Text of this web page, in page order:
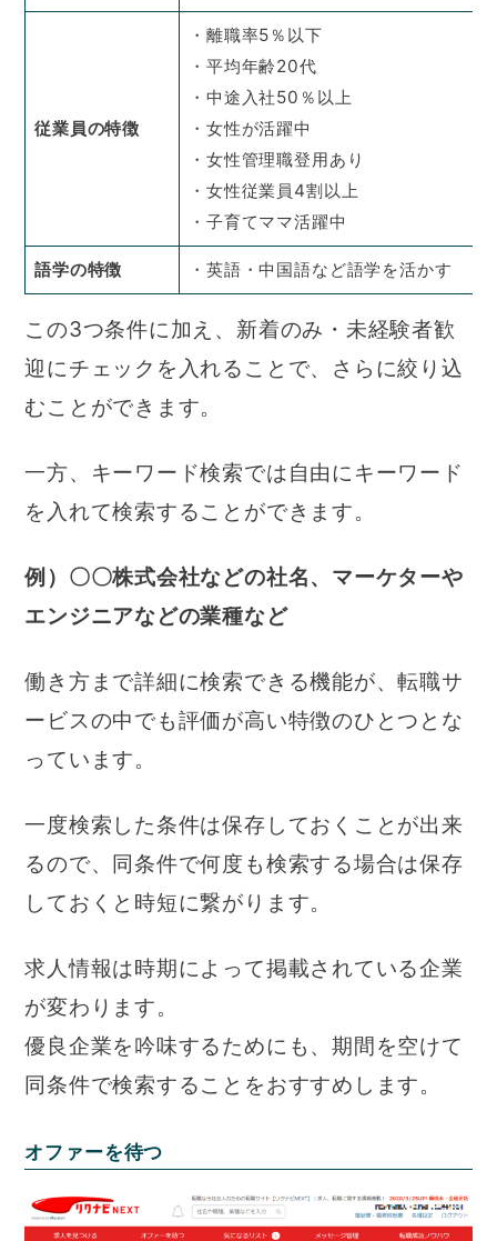
従業員の特徴
・離職率5％以下
・平均年齢20代
・中途入社50％以上
・女性が活躍中
・女性管理職登用あり
・女性従業員4割以上
・子育てママ活躍中
語学の特徴 ・英語・中国語など語学を活かす
この3つ条件に加え、新着のみ・未経験者歓
迎にチェックを入れることで、さらに絞り込
むことができます。
一方、キーワード検索では自由にキーワード
を入れて検索することができます。
例）〇〇株式会社などの社名、マーケターや
エンジニアなどの業種など
働き方まで詳細に検索できる機能が、転職サ
ービスの中でも評価が高い特徴のひとつとな
っています。
一度検索した条件は保存しておくことが出来
るので、同条件で何度も検索する場合は保存
しておくと時短に繋がります。
求人情報は時期によって掲載されている企業
が変わります。
優良企業を吟味するためにも、期間を空けて
同条件で検索することをおすすめします。
オファーを待つ